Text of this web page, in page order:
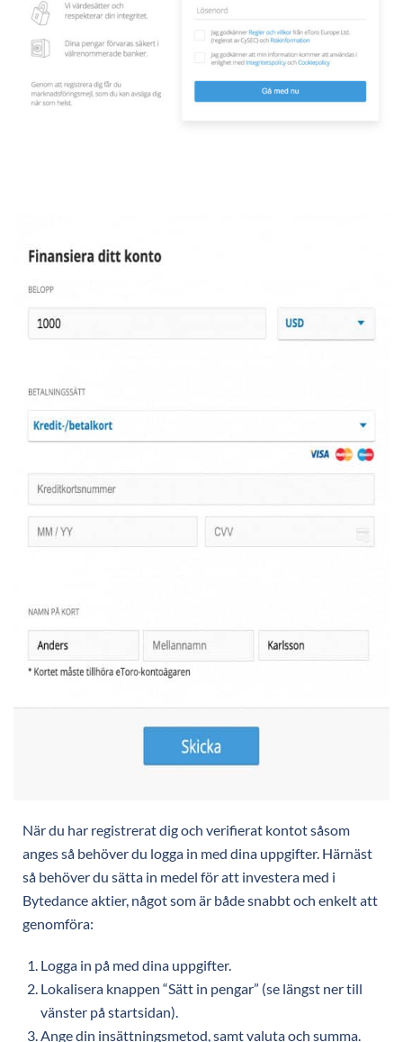
När du har registrerat dig och verifierat kontot såsom
anges så behöver du logga in med dina uppgifter. Härnäst
så behöver du sätta in medel för att investera med i
Bytedance aktier, något som är både snabbt och enkelt att
genomföra:
Logga in på med dina uppgifter.
Lokalisera knappen “Sätt in pengar” (se längst ner till
vänster på startsidan).
Ange din insättningsmetod, samt valuta och summa.